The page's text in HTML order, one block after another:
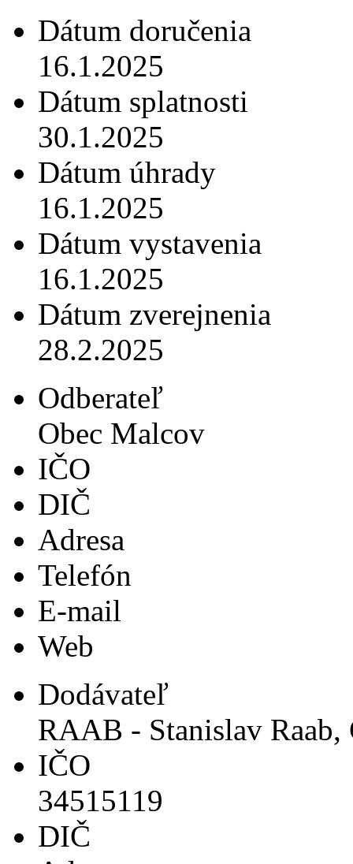
Dátum doručenia
16.1.2025
Dátum splatnosti
30.1.2025
Dátum úhrady
16.1.2025
Dátum vystavenia
16.1.2025
Dátum zverejnenia
28.2.2025
Odberateľ
Obec Malcov
IČO
DIČ
Adresa
Telefón
E-mail
Web
Dodávateľ
RAAB - Stanislav
IČO
34515119
DIČ